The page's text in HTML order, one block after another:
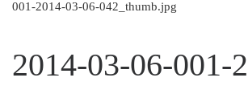
001-2014-03-06-042_thumb.jpg
2014-03-06-001-